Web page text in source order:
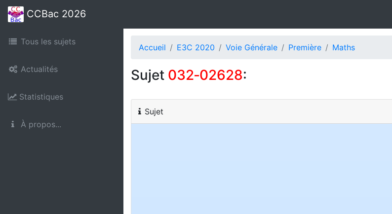
CCBac 2026
Tous les sujets
Actualités
Statistiques
À propos...
Accueil E3C 2020 Voie Générale Première Maths
Sujet 032‑02628:
Sujet